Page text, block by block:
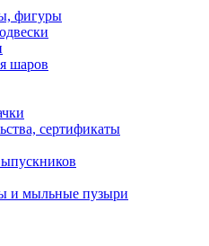
фигуры
шаров
сертификаты
и мыльные пузыри